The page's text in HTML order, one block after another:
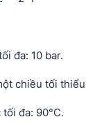
đa: 10 bar.
chiều tối
đa: 90°C.